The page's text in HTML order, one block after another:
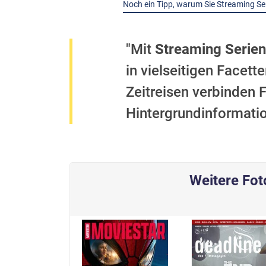
Noch ein Tipp, warum Sie Streaming
"Mit Streaming
in vielseitigen
Zeitreisen verbinden
Weitere